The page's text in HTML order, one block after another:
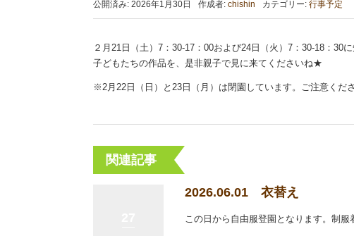
公開済み: 2026年1月30日 作成者: chishin カテゴリー: 行事予定
２月21日（土）7：30-17：00および24日（火）7：30-18：30
子どもたちの作品を、是非親子で見に来てくださいね★
※2月22日（日）と23日（月）は閉園しています。ご注意くださ
関連記事
2026.06.01 衣替え
この日から自由服登園となります。制服